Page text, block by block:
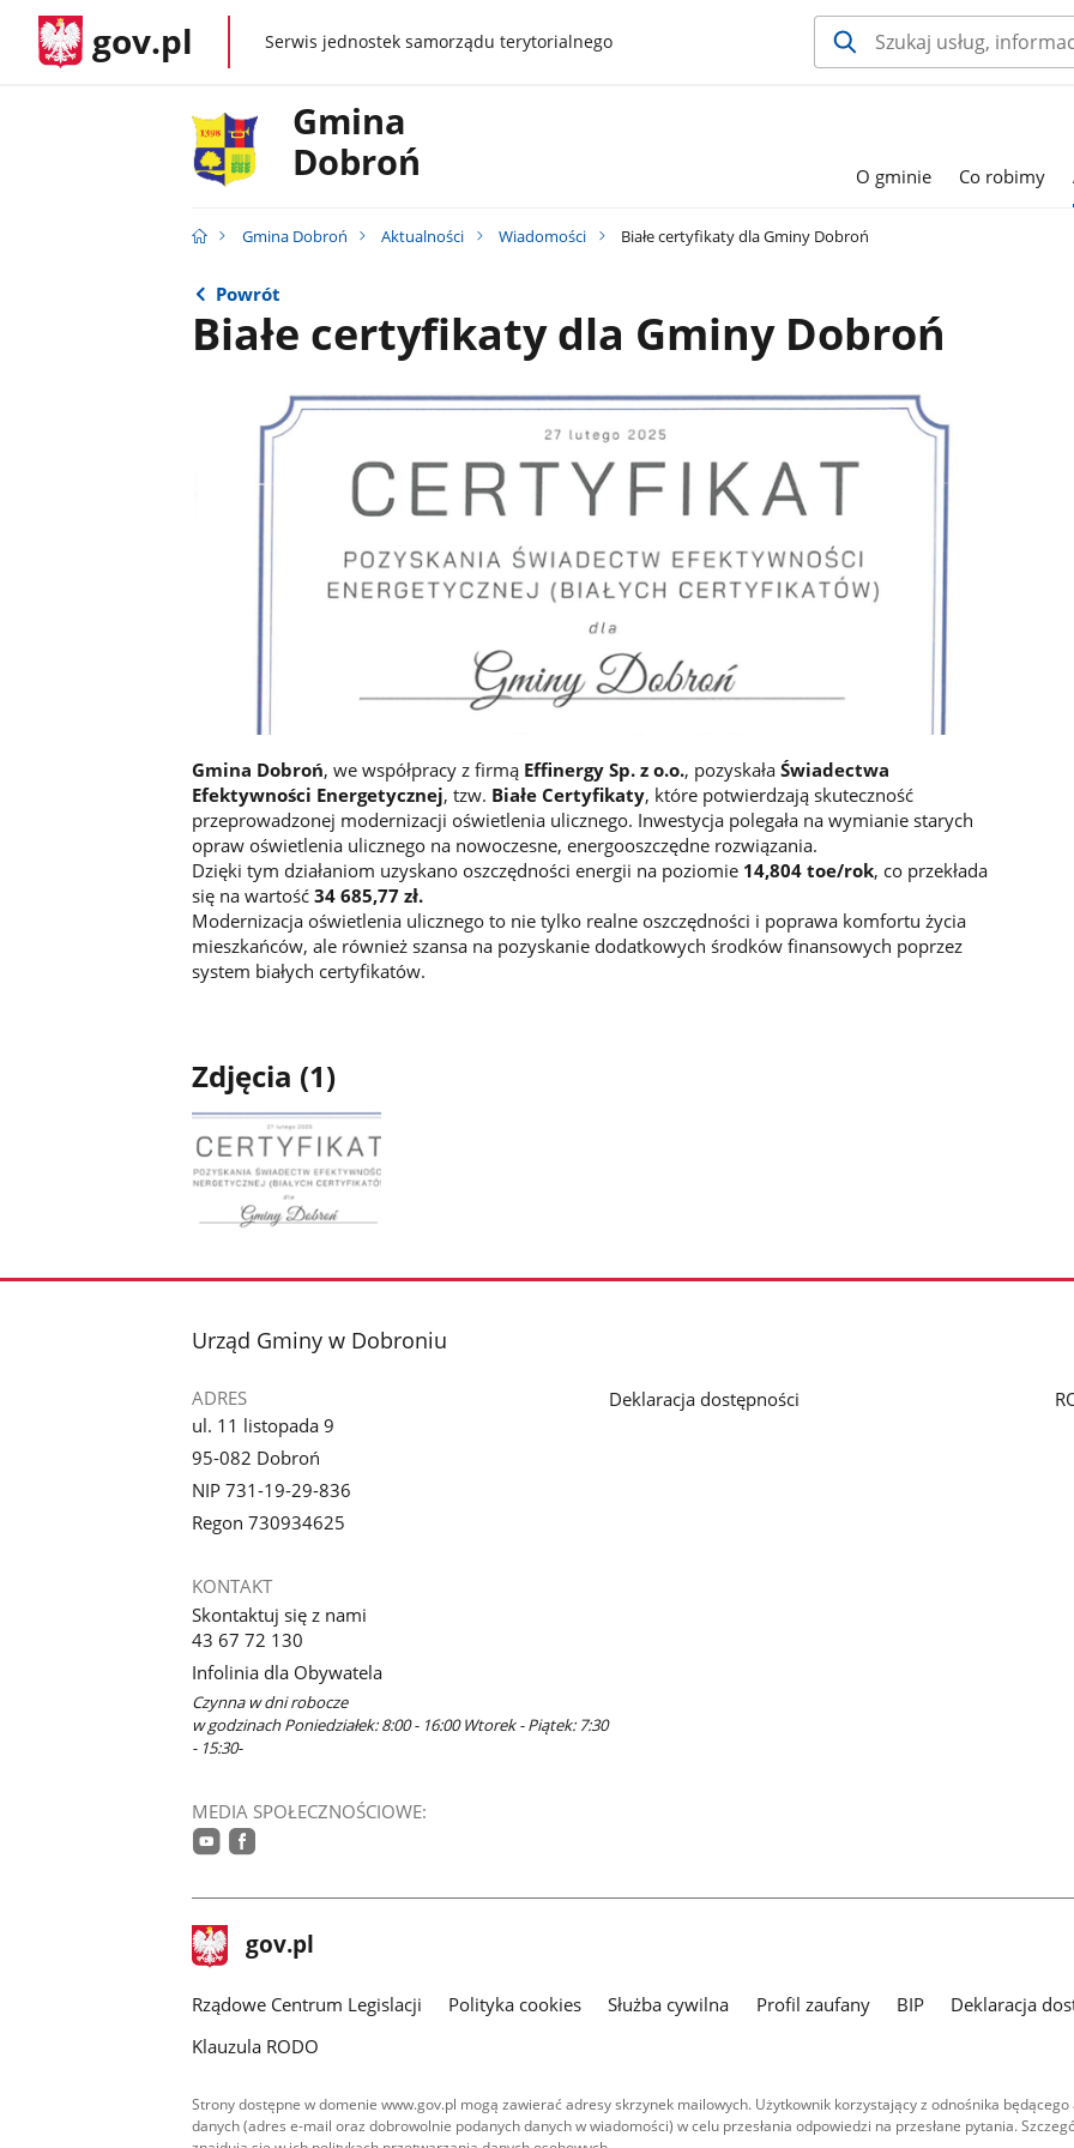
gov.pl gov.plSerwis jednostek samorządu terytorialnego
Gmina
Dobroń
O gminie Co robimy
Gmina Dobroń Aktualności Wiadomości Białe certyfikaty dla Gminy Dobroń
Powrót
Białe certyfikaty dla Gminy Dobroń
Gmina Dobroń, we współpracy z firmą Effinergy Sp. z o.o., pozyskała Świadectwa
Efektywności Energetycznej, tzw. Białe Certyfikaty, które potwierdzają skuteczność
przeprowadzonej modernizacji oświetlenia ulicznego. Inwestycja polegała na wymianie starych
opraw oświetlenia ulicznego na nowoczesne, energooszczędne rozwiązania.
Dzięki tym działaniom uzyskano oszczędności energii na poziomie 14,804 toe/rok, co przekłada
się na wartość 34 685,77 zł.
Modernizacja oświetlenia ulicznego to nie tylko realne oszczędności i poprawa komfortu życia
mieszkańców, ale również szansa na pozyskanie dodatkowych środków finansowych poprzez
system białych certyfikatów.
Zdjęcia (1)
zdjęcie
galerii.
stopka
Urząd Gminy w Dobroniu
ADRES
ul. 11 listopada 9
95-082 Dobroń
NIP 731-19-29-836
Regon 730934625
KONTAKT
Skontaktuj się z nami
43 67 72 130
Infolinia dla Obywatela
Czynna w dni robocze
w godzinach Poniedziałek: 8:00 - 16:00 Wtorek - Piątek: 7:30
- 15:30-
MEDIA SPOŁECZNOŚCIOWE:
Deklaracja dostępności
stopka
gov.pl Strona
gov.pl
Rządowe Centrum Legislacji Polityka cookies Służba cywilna Profil zaufany BIP
Deklaracja
Klauzula RODO
Strony dostępne w domenie www.gov.pl mogą zawierać adresy skrzynek mailowych. Użytkownik korzystający z odnośnika
danych (adres e-mail oraz dobrowolnie podanych danych w wiadomości) w celu przesłania odpowiedzi na przesłane pytania.